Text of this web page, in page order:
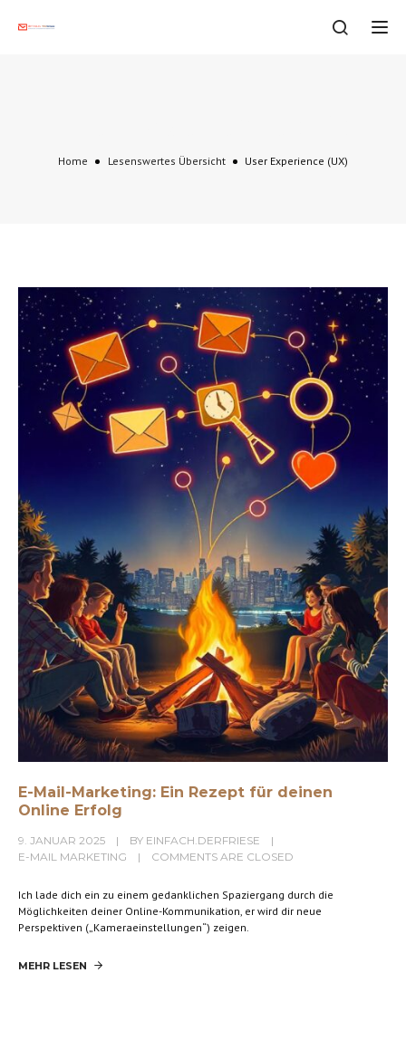
Home Lesenswertes Übersicht User Experience (UX)
E-Mail-Marketing: Ein Rezept für deinen
Online Erfolg
9. JANUAR 2025 BY EINFACH.DERFRIESE
E-MAIL MARKETING
COMMENTS ARE CLOSED
Ich lade dich ein zu einem gedanklichen Spaziergang durch die
Möglichkeiten deiner Online-Kommunikation, er wird dir neue
Perspektiven („Kameraeinstellungen“) zeigen.
MEHR LESEN